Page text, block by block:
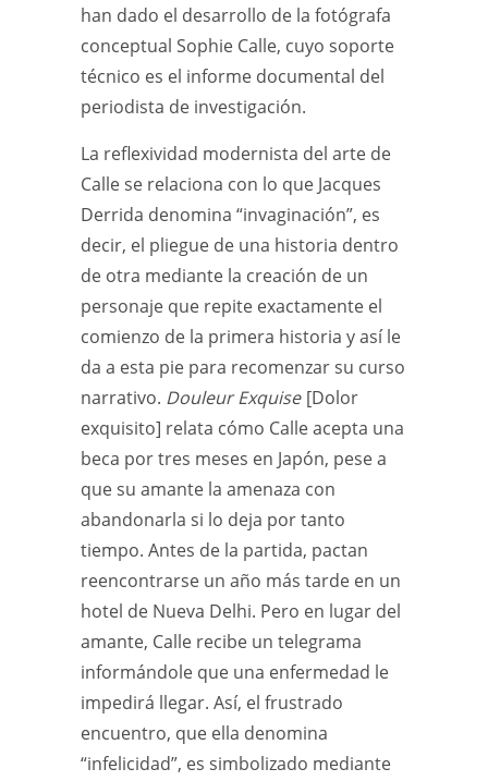
han dado el desarrollo de la fotógrafa
conceptual Sophie Calle, cuyo soporte
técnico es el informe documental del
periodista de investigación.
La reflexividad modernista del arte de
Calle se relaciona con lo que Jacques
Derrida denomina “invaginación”, es
decir, el pliegue de una historia dentro
de otra mediante la creación de un
personaje que repite exactamente el
comienzo de la primera historia y así le
da a esta pie para recomenzar su curso
narrativo. Douleur Exquise [Dolor
exquisito] relata cómo Calle acepta una
beca por tres meses en Japón, pese a
que su amante la amenaza con
abandonarla si lo deja por tanto
tiempo. Antes de la partida, pactan
reencontrarse un año más tarde en un
hotel de Nueva Delhi. Pero en lugar del
amante, Calle recibe un telegrama
informándole que una enfermedad le
impedirá llegar. Así, el frustrado
encuentro, que ella denomina
“infelicidad”, es simbolizado mediante